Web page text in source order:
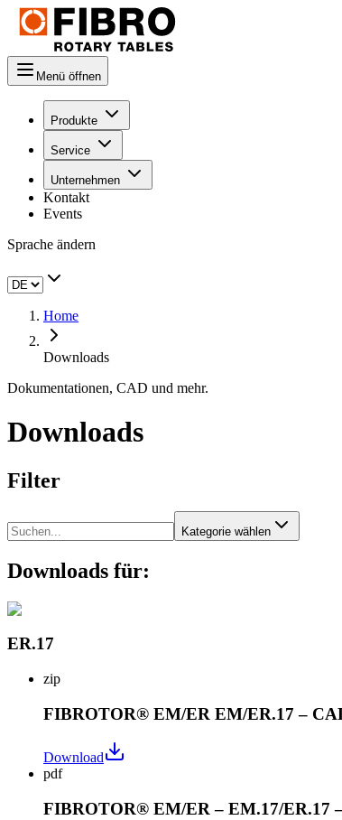
Menü öffnen
Produkte
Service
Unternehmen
Kontakt
Events
Sprache ändern
Home
Downloads
Dokumentationen, CAD und mehr.
Downloads
Filter
Kategorie wählen
Downloads für:
ER.17
zip
FIBROTOR® EM/ER EM/ER.17 –
Download
pdf
FIBROTOR® EM/ER – EM.17/ER.17